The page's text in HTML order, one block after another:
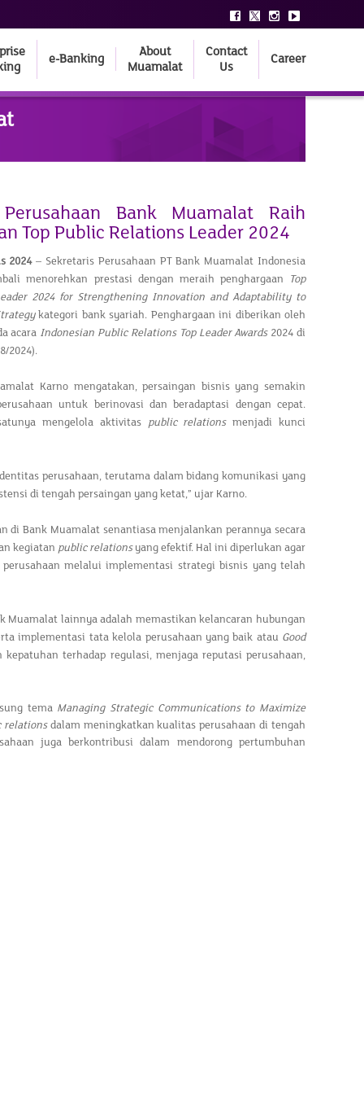
e-Banking
About
Muamalat
Contact
Us
Career
Bank Muamalat Raih
Top Public Relations Leader 2024
2024– Sekretaris Perusahaan PT Bank Muamalat Indonesia
menorehkan prestasi dengan meraih penghargaan
Top
2024 for Strengthening Innovation and Adaptability to
kategori bank syariah. Penghargaan ini diberikan oleh
acara Indonesian Public Relations Top Leader Awards2024 di
2024).
Karno mengatakan, persaingan bisnis yang semakin
untuk berinovasi dan beradaptasi dengan cepat.
mengelola aktivitas public relationsmenjadi kunci
perusahaan, terutama dalam bidang komunikasi yang
di tengah persaingan yang ketat,” ujar Karno.
di Bank Muamalat senantiasa menjalankan perannya secara
kegiatan public relationsyang efektif. Hal ini diperlukan agar
melalui implementasi strategi bisnis yang telah
Muamalat lainnya adalah memastikan kelancaran hubungan
implementasi tata kelola perusahaan yang baik atau Good
terhadap regulasi, menjaga reputasi perusahaan,
tema Managing Strategic Communications to Maximize
relationsdalam meningkatkan kualitas perusahaan di tengah
juga berkontribusi dalam mendorong pertumbuhan